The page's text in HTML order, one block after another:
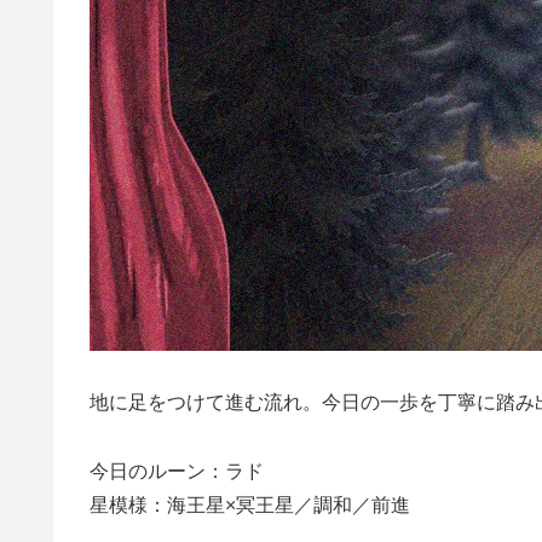
地に足をつけて進む流れ。今日の一歩を丁寧に踏み
今日のルーン：ラド
星模様：海王星×冥王星／調和／前進